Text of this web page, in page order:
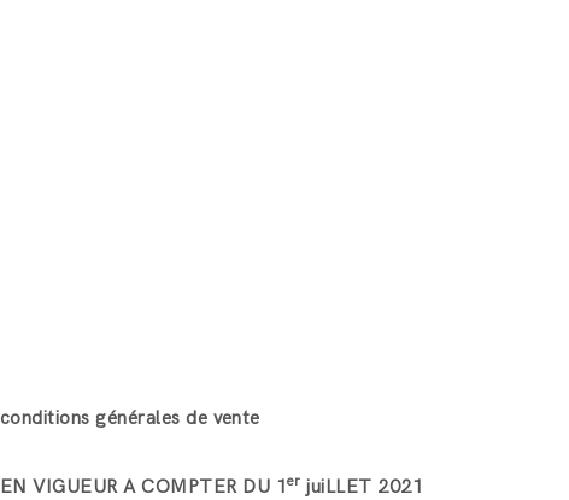
conditions générales de vente
EN VIGUEUR A COMPTER DU 1er juiLLET 2021